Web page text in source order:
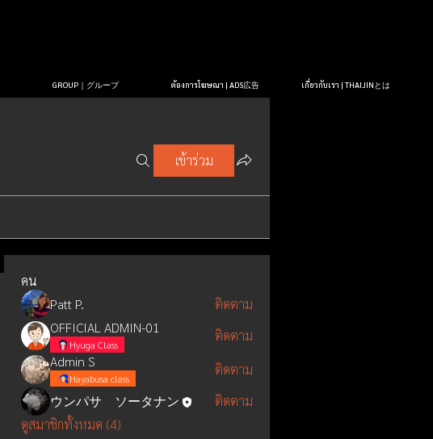
GROUP｜グループ ต้องการโฆษณา | ADS広告 เกี่ยวกับเรา | THAIJINとは
เข้าร่วม
คน
Patt P.
ติดตาม
OFFICIAL ADMIN-01
Hyuga Class
ติดตาม
Admin S
Hayabusa class
ติดตาม
ウンパサ ソータナン
ติดตาม
ดูสมาชิกทั้งหมด (4)